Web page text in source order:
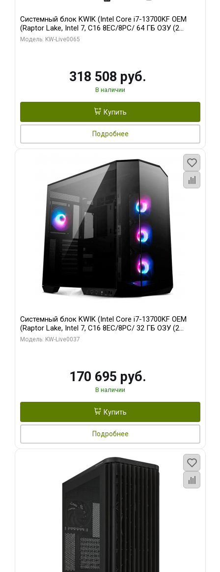
Системный блок KWIK (Intel Core i7-13700KF OEM
(Raptor Lake, Intel 7, C16 8EC/8PC/ 64 ГБ ОЗУ (2
модуля)/ ASUS RTX5080 PROART OC 16GB GDDR7
Модель: KW-Live0065
318 508 руб.
В наличии
Купить
Подробнее
Системный блок KWIK (Intel Core i7-13700KF OEM
(Raptor Lake, Intel 7, C16 8EC/8PC/ 32 ГБ ОЗУ (2
модуля)/ Gigabyte RTX5070 AERO OC 12GB GDDR7
Модель: KW-Live0037
170 695 руб.
В наличии
Купить
Подробнее